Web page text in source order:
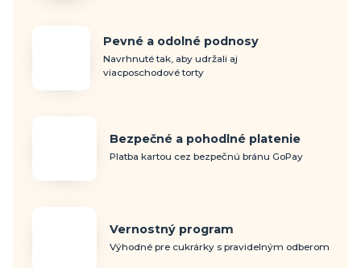
Pevné a odolné podnosy
Navrhnuté tak, aby udržali aj
viacposchodové torty
Bezpečné a pohodlné platenie
Platba kartou cez bezpečnú bránu GoPay
Vernostný program
Výhodné pre cukrárky s pravidelným odberom